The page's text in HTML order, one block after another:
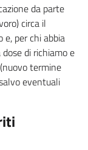
da parte
circa il
per chi abbia
di richiamo e
(nuovo termine
eventuali